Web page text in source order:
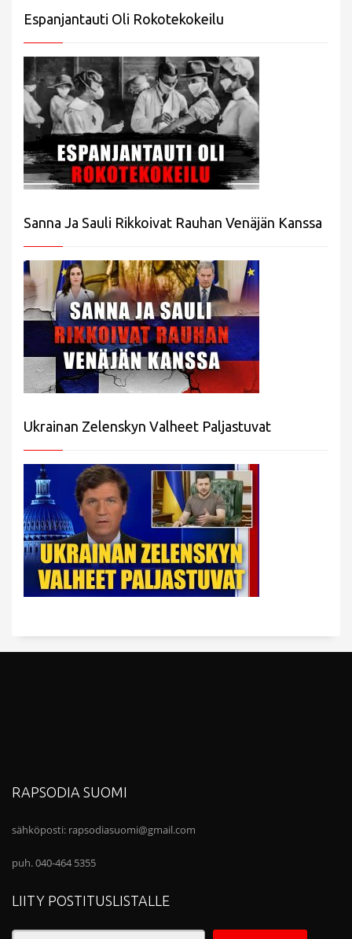
Espanjantauti Oli Rokotekokeilu
Sanna Ja Sauli Rikkoivat Rauhan Venäjän Kanssa
Ukrainan Zelenskyn Valheet Paljastuvat
RAPSODIA SUOMI
sähköposti: rapsodiasuomi@gmail.com
puh. 040-464 5355
LIITY POSTITUSLISTALLE